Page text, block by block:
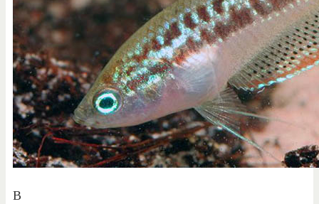
В